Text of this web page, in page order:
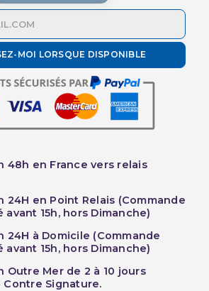
MOI LORSQUE DISPONIBLE
48h en France vers relais
24H en Point Relais (Commande
avant 15h, hors Dimanche)
24H à Domicile (Commande
avant 15h, hors Dimanche)
Outre Mer de 2 à 10 jours
Contre Signature.